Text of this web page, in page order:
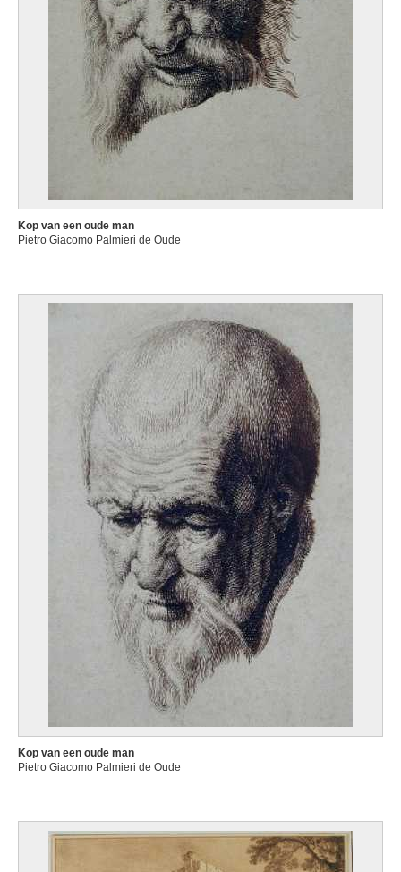
Kop van een oude man
Pietro Giacomo Palmieri de Oude
Kop van een oude man
Pietro Giacomo Palmieri de Oude